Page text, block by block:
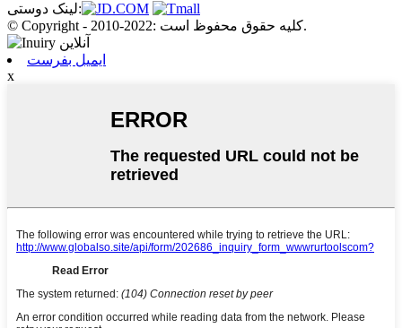
لینک دوستی:
© Copyright - 2010-2022: کلیه حقوق محفوظ است.
ایمیل بفرست
x